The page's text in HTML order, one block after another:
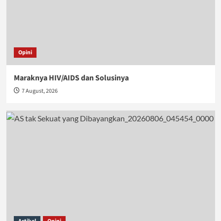
Opini
Maraknya HIV/AIDS dan Solusinya
7 August, 2026